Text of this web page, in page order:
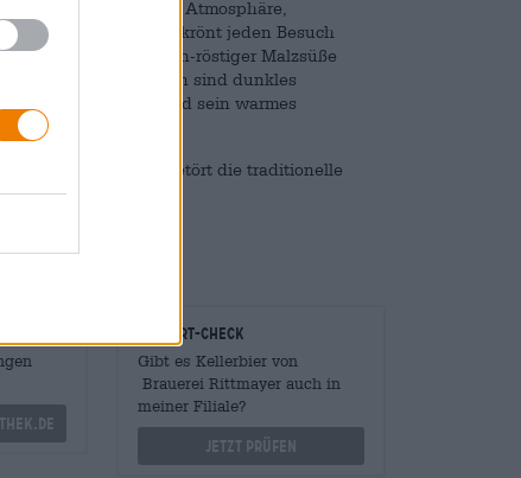
die mit gemütlicher Atmosphäre,
Das Kellerbier krönt jeden Besuch
aus reifer Frucht, fein-röstiger Malzsüße
Kastanienbraun sind dunkles
verleiht dem Sud sein warmes
aber auch zuhause betört die traditionelle
Vor-Ort-Check
Gibt es Kellerbier von
Brauerei Rittmayer auch in
meiner Filiale?
Jetzt prüfen